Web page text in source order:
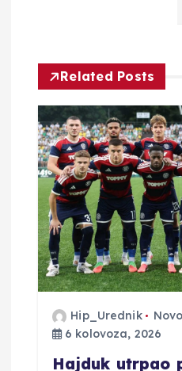
a
o
b
a
Related Posts
Hip_Urednik
6 kolovoza, 2026
Hajduk utrpao